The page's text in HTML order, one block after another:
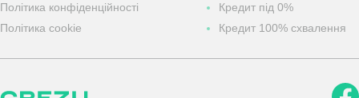
Політика конфіденційності
Політика cookie
Кредит під 0%
Кредит 100% схвалення